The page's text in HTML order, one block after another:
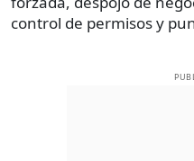
control de permisos y